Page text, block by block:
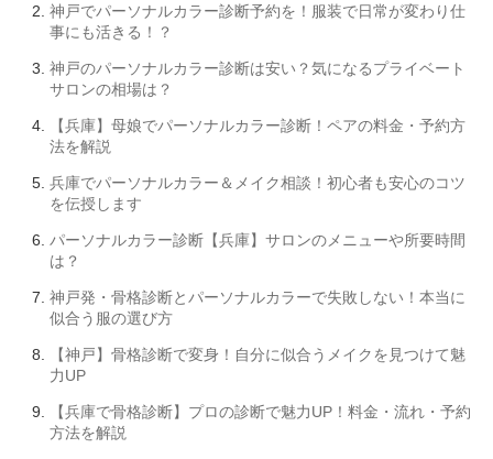
神戸でパーソナルカラー診断予約を！服装で日常が変わり仕
事にも活きる！？
神戸のパーソナルカラー診断は安い？気になるプライベート
サロンの相場は？
【兵庫】母娘でパーソナルカラー診断！ペアの料金・予約方
法を解説
兵庫でパーソナルカラー＆メイク相談！初心者も安心のコツ
を伝授します
パーソナルカラー診断【兵庫】サロンのメニューや所要時間
は？
神戸発・骨格診断とパーソナルカラーで失敗しない！本当に
似合う服の選び方
【神戸】骨格診断で変身！自分に似合うメイクを見つけて魅
力UP
【兵庫で骨格診断】プロの診断で魅力UP！料金・流れ・予約
方法を解説